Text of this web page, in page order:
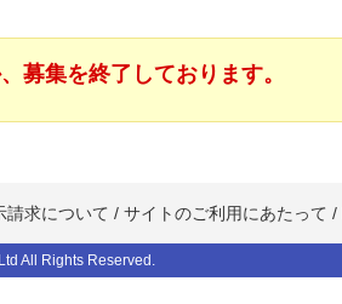
募集を終了しております。
請求について / サイトのご利用にあたって /
All Rights Reserved.